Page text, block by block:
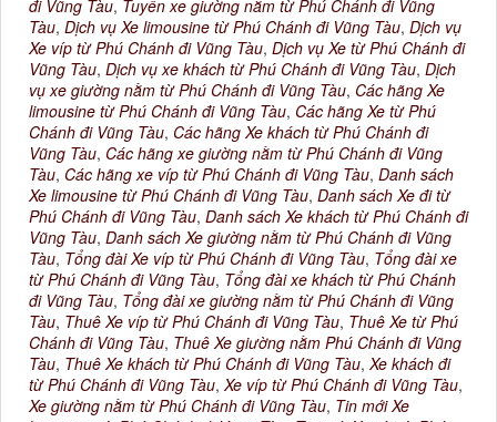
đi Vũng Tàu, Tuyến xe giường nằm từ Phú Chánh đi Vũng
Tàu, Dịch vụ Xe limousine từ Phú Chánh đi Vũng Tàu, Dịch vụ
Xe víp từ Phú Chánh đi Vũng Tàu, Dịch vụ Xe từ Phú Chánh đi
Vũng Tàu, Dịch vụ xe khách từ Phú Chánh đi Vũng Tàu, Dịch
vụ xe giường nằm từ Phú Chánh đi Vũng Tàu, Các hãng Xe
limousine từ Phú Chánh đi Vũng Tàu, Các hãng Xe từ Phú
Chánh đi Vũng Tàu, Các hãng Xe khách từ Phú Chánh đi
Vũng Tàu, Các hãng xe giường nằm từ Phú Chánh đi Vũng
Tàu, Các hãng xe víp từ Phú Chánh đi Vũng Tàu, Danh sách
Xe limousine từ Phú Chánh đi Vũng Tàu, Danh sách Xe đi từ
Phú Chánh đi Vũng Tàu, Danh sách Xe khách từ Phú Chánh đi
Vũng Tàu, Danh sách Xe giường nằm từ Phú Chánh đi Vũng
Tàu, Tổng đài Xe víp từ Phú Chánh đi Vũng Tàu, Tổng đài xe
từ Phú Chánh đi Vũng Tàu, Tổng đài xe khách từ Phú Chánh
đi Vũng Tàu, Tổng đài xe giường nằm từ Phú Chánh đi Vũng
Tàu, Thuê Xe víp từ Phú Chánh đi Vũng Tàu, Thuê Xe từ Phú
Chánh đi Vũng Tàu, Thuê Xe giường nằm Phú Chánh đi Vũng
Tàu, Thuê Xe khách từ Phú Chánh đi Vũng Tàu,Xe khách đi
từ Phú Chánh đi Vũng Tàu,Xe víp từ Phú Chánh đi Vũng Tàu,
Xe giường nằm từ Phú Chánh đi Vũng Tàu, Tin mới Xe